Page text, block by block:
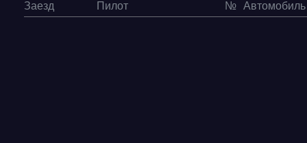
Заезд Пилот № Автомобиль